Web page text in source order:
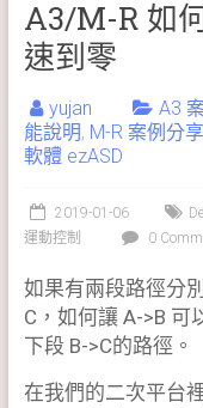
A3/M-R 如
速到零
yujan A3
能說明, M-R 案例分享
軟體 ezASD
2019-01-06
運動控制
0
如果有兩段路徑分
C，如何讓 A->B 可
下段 B->C的路徑。
在我們的二次平台